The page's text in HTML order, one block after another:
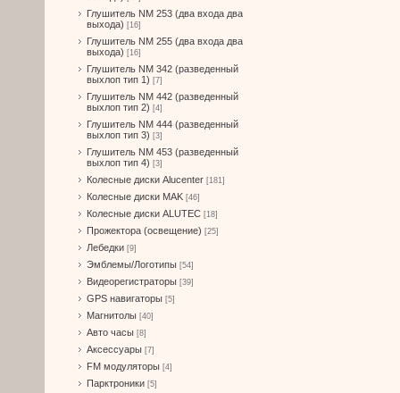
Глушитель NM 253 (два входа два
выхода) [16]
Глушитель NM 255 (два входа два
выхода) [16]
Глушитель NM 342 (разведенный
выхлоп тип 1) [7]
Глушитель NM 442 (разведенный
выхлоп тип 2) [4]
Глушитель NM 444 (разведенный
выхлоп тип 3) [3]
Глушитель NM 453 (разведенный
выхлоп тип 4) [3]
Колесные диски Alucenter [181]
Колесные диски MAK [46]
Колесные диски ALUTEC [18]
Прожектора (освещение) [25]
Лебедки [9]
Эмблемы/Логотипы [54]
Видеорегистраторы [39]
GPS навигаторы [5]
Магнитолы [40]
Авто часы [8]
Аксессуары [7]
FM модуляторы [4]
Парктроники [5]